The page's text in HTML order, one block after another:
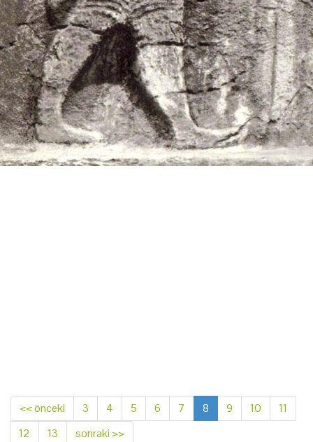
<< önceki 3 4 5 6 7 8 9 10
11
12
13 sonraki >>